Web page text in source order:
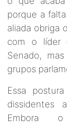
porque a
aliada obriga
com o líder
Senado,
grupos
Essa
dissidentes
Embora o